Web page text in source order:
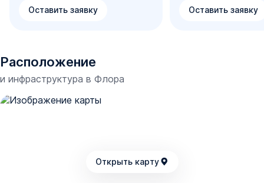
Оставить заявку Оставить заявку
Расположение
и инфраструктура в Флора
Открыть карту